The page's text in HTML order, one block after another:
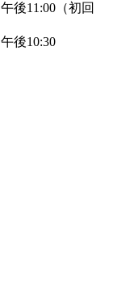
後11:00（初回
後10:30